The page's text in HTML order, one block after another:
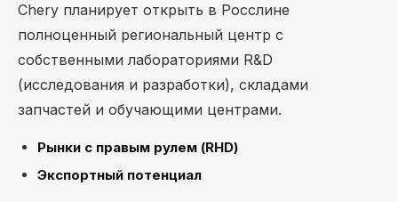
Chery планирует открыть в Росслине
полноценный региональный центр с
собственными лабораториями R&D
(исследования и разработки), складами
запчастей и обучающими центрами.
Рынки с правым рулем (RHD)
Экспортный потенциал